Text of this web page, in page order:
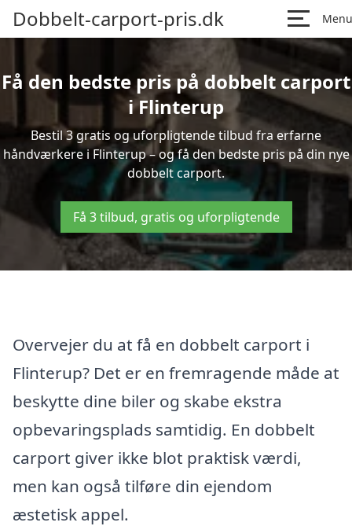
Dobbelt-carport-pris.dk Menu
Få den bedste pris på dobbelt carport
i Flinterup
Bestil 3 gratis og uforpligtende tilbud fra erfarne
håndværkere i Flinterup – og få den bedste pris på din nye
dobbelt carport.
Få 3 tilbud, gratis og uforpligtende
Overvejer du at få en dobbelt carport i
Flinterup? Det er en fremragende måde at
beskytte dine biler og skabe ekstra
opbevaringsplads samtidig. En dobbelt
carport giver ikke blot praktisk værdi,
men kan også tilføre din ejendom
æstetisk appel.